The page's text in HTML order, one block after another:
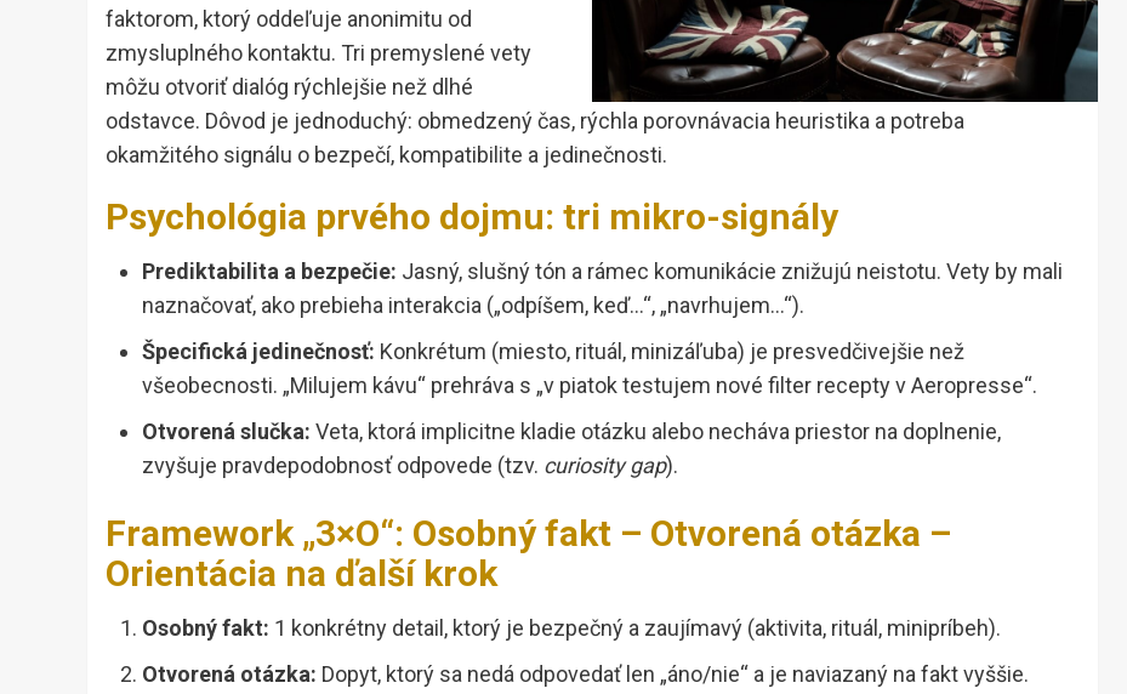
faktorom, ktorý oddeľuje anonimitu od
zmysluplného kontaktu. Tri premyslené vety
môžu otvoriť dialóg rýchlejšie než dlhé
odstavce. Dôvod je jednoduchý: obmedzený čas, rýchla porovnávacia heuristika a potreba
okamžitého signálu o bezpečí, kompatibilite a jedinečnosti.
Psychológia prvého dojmu: tri mikro-signály
Prediktabilita a bezpečie: Jasný, slušný tón a rámec komunikácie znižujú neistotu. Vety by mali
naznačovať, ako prebieha interakcia („odpíšem, keď…“, „navrhujem…“).
Špecifická jedinečnosť: Konkrétum (miesto, rituál, minizáľuba) je presvedčivejšie než
všeobecnosti. „Milujem kávu“ prehráva s „v piatok testujem nové filter recepty v Aeropresse“.
Otvorená slučka: Veta, ktorá implicitne kladie otázku alebo necháva priestor na doplnenie,
zvyšuje pravdepodobnosť odpovede (tzv. curiosity gap).
Framework „3×O“: Osobný fakt – Otvorená otázka –
Orientácia na ďalší krok
Osobný fakt: 1 konkrétny detail, ktorý je bezpečný a zaujímavý (aktivita, rituál, minipríbeh).
Otvorená otázka: Dopyt, ktorý sa nedá odpovedať len „áno/nie“ a je naviazaný na fakt vyššie.